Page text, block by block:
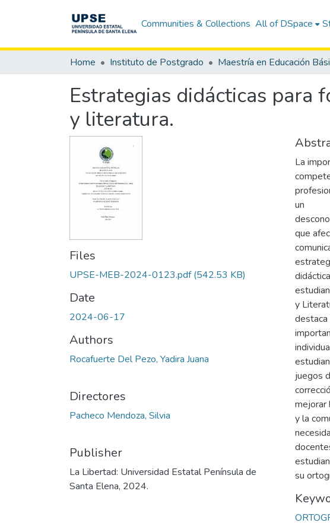
Communities & Collections All of DSpace
Home Instituto de Postgrado
Estrategias didácticas para
y literatura.
Files
UPSE-MEB-2024-0123.pdf(542.53 KB)
Date
2024-06-17
Authors
Rocafuerte Del Pezo, Yadira Juana
Directores
Pacheco Mendoza, Silvia
Publisher
La Libertad: Universidad Estatal Península de
Santa Elena, 2024.
La
un
que
y
destaca
juegos
mejorar
y la
su